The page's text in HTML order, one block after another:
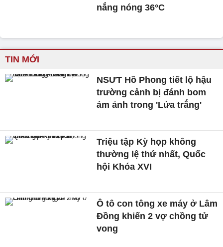
nắng nóng 36°C
TIN MỚI
NSƯT Hồ Phong tiết lộ hậu
trường cảnh bị đánh bom
ám ảnh trong 'Lửa trắng'
Triệu tập Kỳ họp không
thường lệ thứ nhất, Quốc
hội Khóa XVI
Ô tô con tông xe máy ở Lâm
Đồng khiến 2 vợ chồng tử
vong